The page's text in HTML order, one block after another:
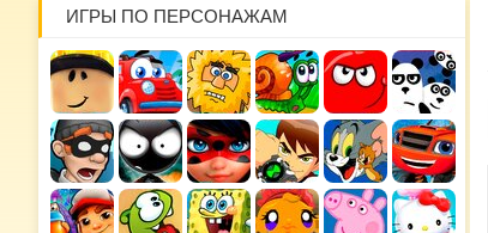
ИГРЫ ПО ПЕРСОНАЖАМ